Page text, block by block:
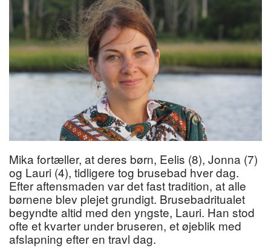
Mika fortæller, at deres børn, Eelis (8), Jonna (7)
og Lauri (4), tidligere tog brusebad hver dag.
Efter aftensmaden var det fast tradition, at alle
børnene blev plejet grundigt. Brusebadritualet
begyndte altid med den yngste, Lauri. Han stod
ofte et kvarter under bruseren, et øjeblik med
afslapning efter en travl dag.